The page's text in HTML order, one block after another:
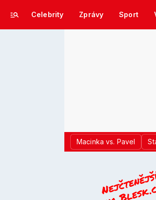
Celebrity Zprávy Sport
Macinka vs. Pavel